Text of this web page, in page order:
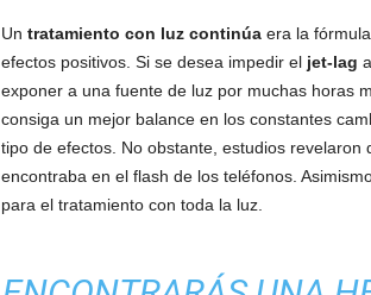
Un tratamiento con luz continúaera la
efectos positivos. Si se desea impedir eljet-lag
exponer a una fuente de luz por muchas horas
consiga un mejor balance en los constantes
tipo de efectos. No obstante, estudios
encontraba en el flash de los teléfonos.
para el tratamiento con toda la luz.